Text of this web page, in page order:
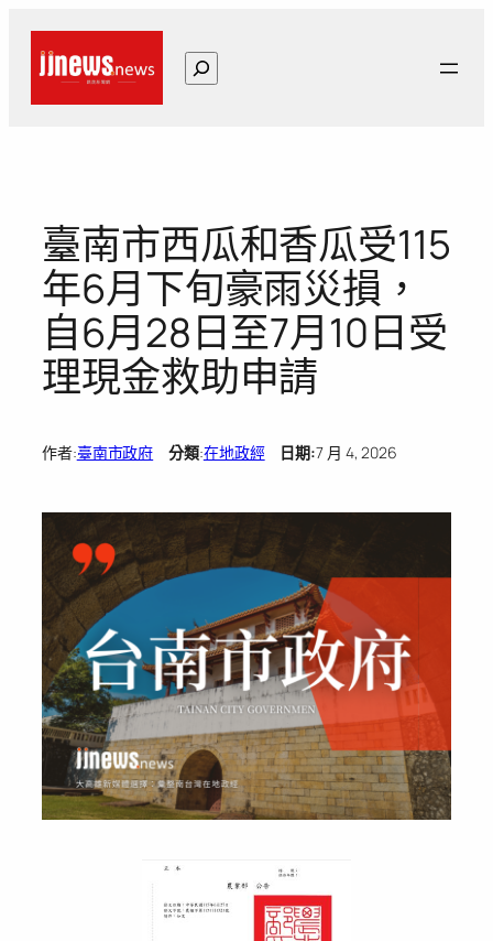
搜
尋
臺南市西瓜和香瓜受115
年6月下旬豪雨災損，
自6月28日至7月10日受
理現金救助申請
作者:臺南市政府 分類:在地政經日期:7 月 4, 2026